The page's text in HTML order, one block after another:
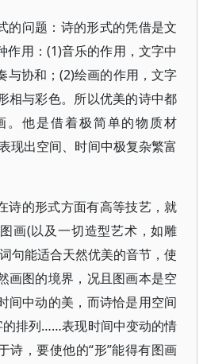
的问题：诗的形式的凭借是文
作用：(1)音乐的作用，文字中
与协和；(2)绘画的作用，文字
相与彩色。所以优美的诗中都
。他是借着极简单的物质材
出空间、时间中极复杂繁富
诗的形式方面有高等技艺，就
画(以及一切造型艺术，如雕
句能适合天然优美的音节，使
画图的境界，况且图画本是空
间中动的美，而诗恰是用空间
排列……表现时间中变动的情
诗，要使他的“形”能得有图画